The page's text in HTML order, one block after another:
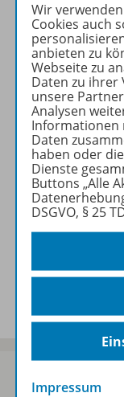
Inhalte
Wir
Cookies auch
anbieten zu
Webseite zu
Daten zu ihrer
unsere
Analysen
Informationen
Daten
haben oder
Dienste
Buttons „Alle
DSGVO, § 25
Impressum